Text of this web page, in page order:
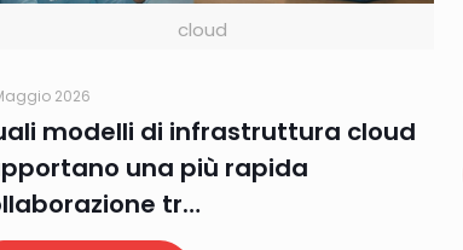
cloud
2026
modelli di infrastruttura cloud
una più rapida
tr…